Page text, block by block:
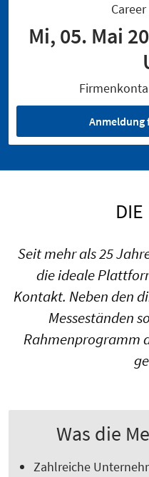
Mi, 05. Mai
Anmeldung
DIE
Seit mehr als 25
die ideale
Kontakt. Neben den
Messeständen
Rahmenprogramm
Was die
Zahlreiche